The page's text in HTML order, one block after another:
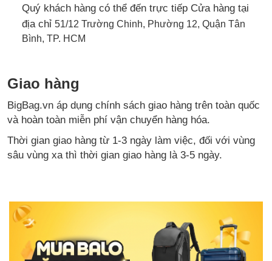
Quý khách hàng có thể đến trực tiếp Cửa hàng tại
địa chỉ 51/12 Trường Chinh, Phường 12, Quận Tân
Bình, TP. HCM
Giao hàng
BigBag.vn áp dụng chính sách giao hàng trên toàn quốc
và hoàn toàn miễn phí vận chuyển hàng hóa.
Thời gian giao hàng từ 1-3 ngày làm việc, đối với vùng
sâu vùng xa thì thời gian giao hàng là 3-5 ngày.